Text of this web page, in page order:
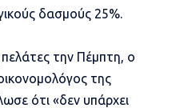
δασμούς 25%.
την Πέμπτη, ο
της
ότι «δεν υπάρχει